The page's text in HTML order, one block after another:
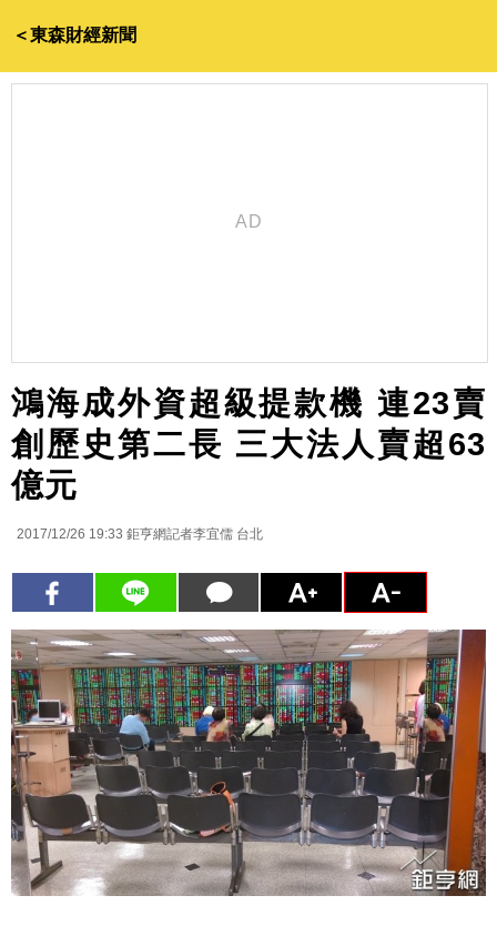
＜東森財經新聞
鴻海成外資超級提款機 連23賣
創歷史第二長 三大法人賣超63
億元
2017/12/26 19:33 鉅亨網記者李宜儒 台北